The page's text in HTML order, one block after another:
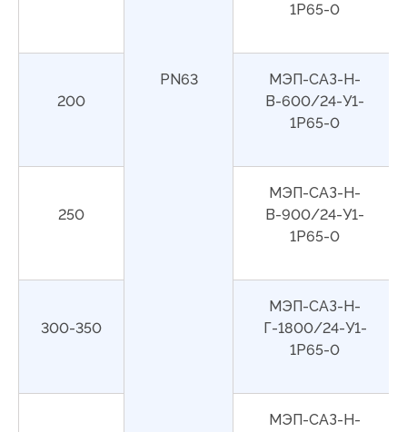
PN63
1Р65-0
200
МЭП-САЗ-Н-
В-600/24-У1-
1Р65-0
250
МЭП-САЗ-Н-
В-900/24-У1-
1Р65-0
300-350
МЭП-САЗ-Н-
Г-1800/24-У1-
1Р65-0
МЭП-САЗ-Н-